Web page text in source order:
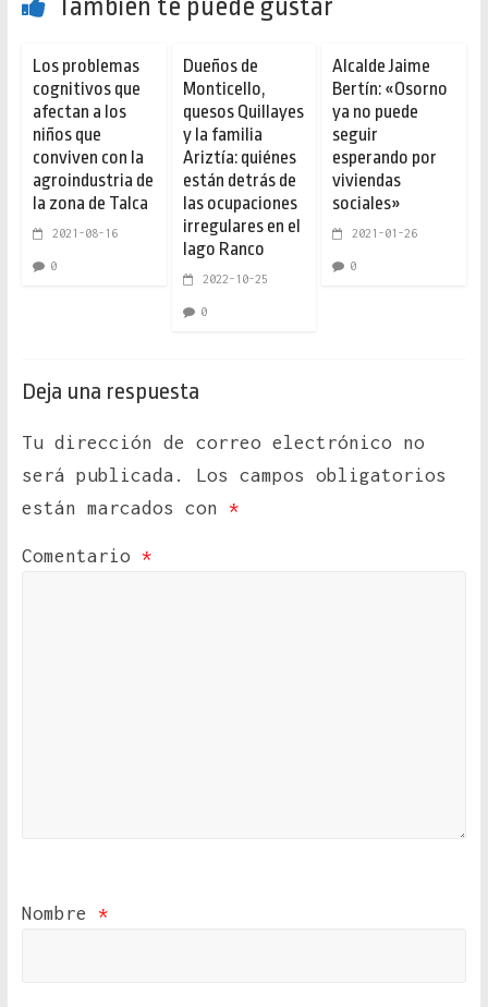
También te puede gustar
Los problemas
cognitivos que
afectan a los
niños que
conviven con la
agroindustria de
la zona de Talca
2021-08-16
0
Dueños de
Monticello,
quesos Quillayes
y la familia
Ariztía: quiénes
están detrás de
las ocupaciones
irregulares en el
lago Ranco
2022-10-25
0
Alcalde Jaime
Bertín: «Osorno
ya no puede
seguir
esperando por
viviendas
sociales»
2021-01-26
0
Deja una respuesta
Tu dirección de correo electrónico no
será publicada.
Los campos obligatorios
están marcados con *
Comentario *
Nombre *